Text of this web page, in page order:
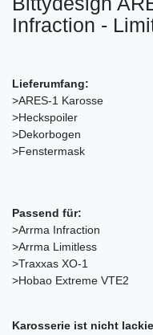
Infraction -
Lieferumfang:
>ARES-1 Karosse
>Heckspoiler
>Dekorbogen
>Fenstermask
Passend für:
>Arrma Infraction
>Arrma Limitless
>Traxxas XO-1
>Hobao Extreme VTE2
Karosserie ist nicht